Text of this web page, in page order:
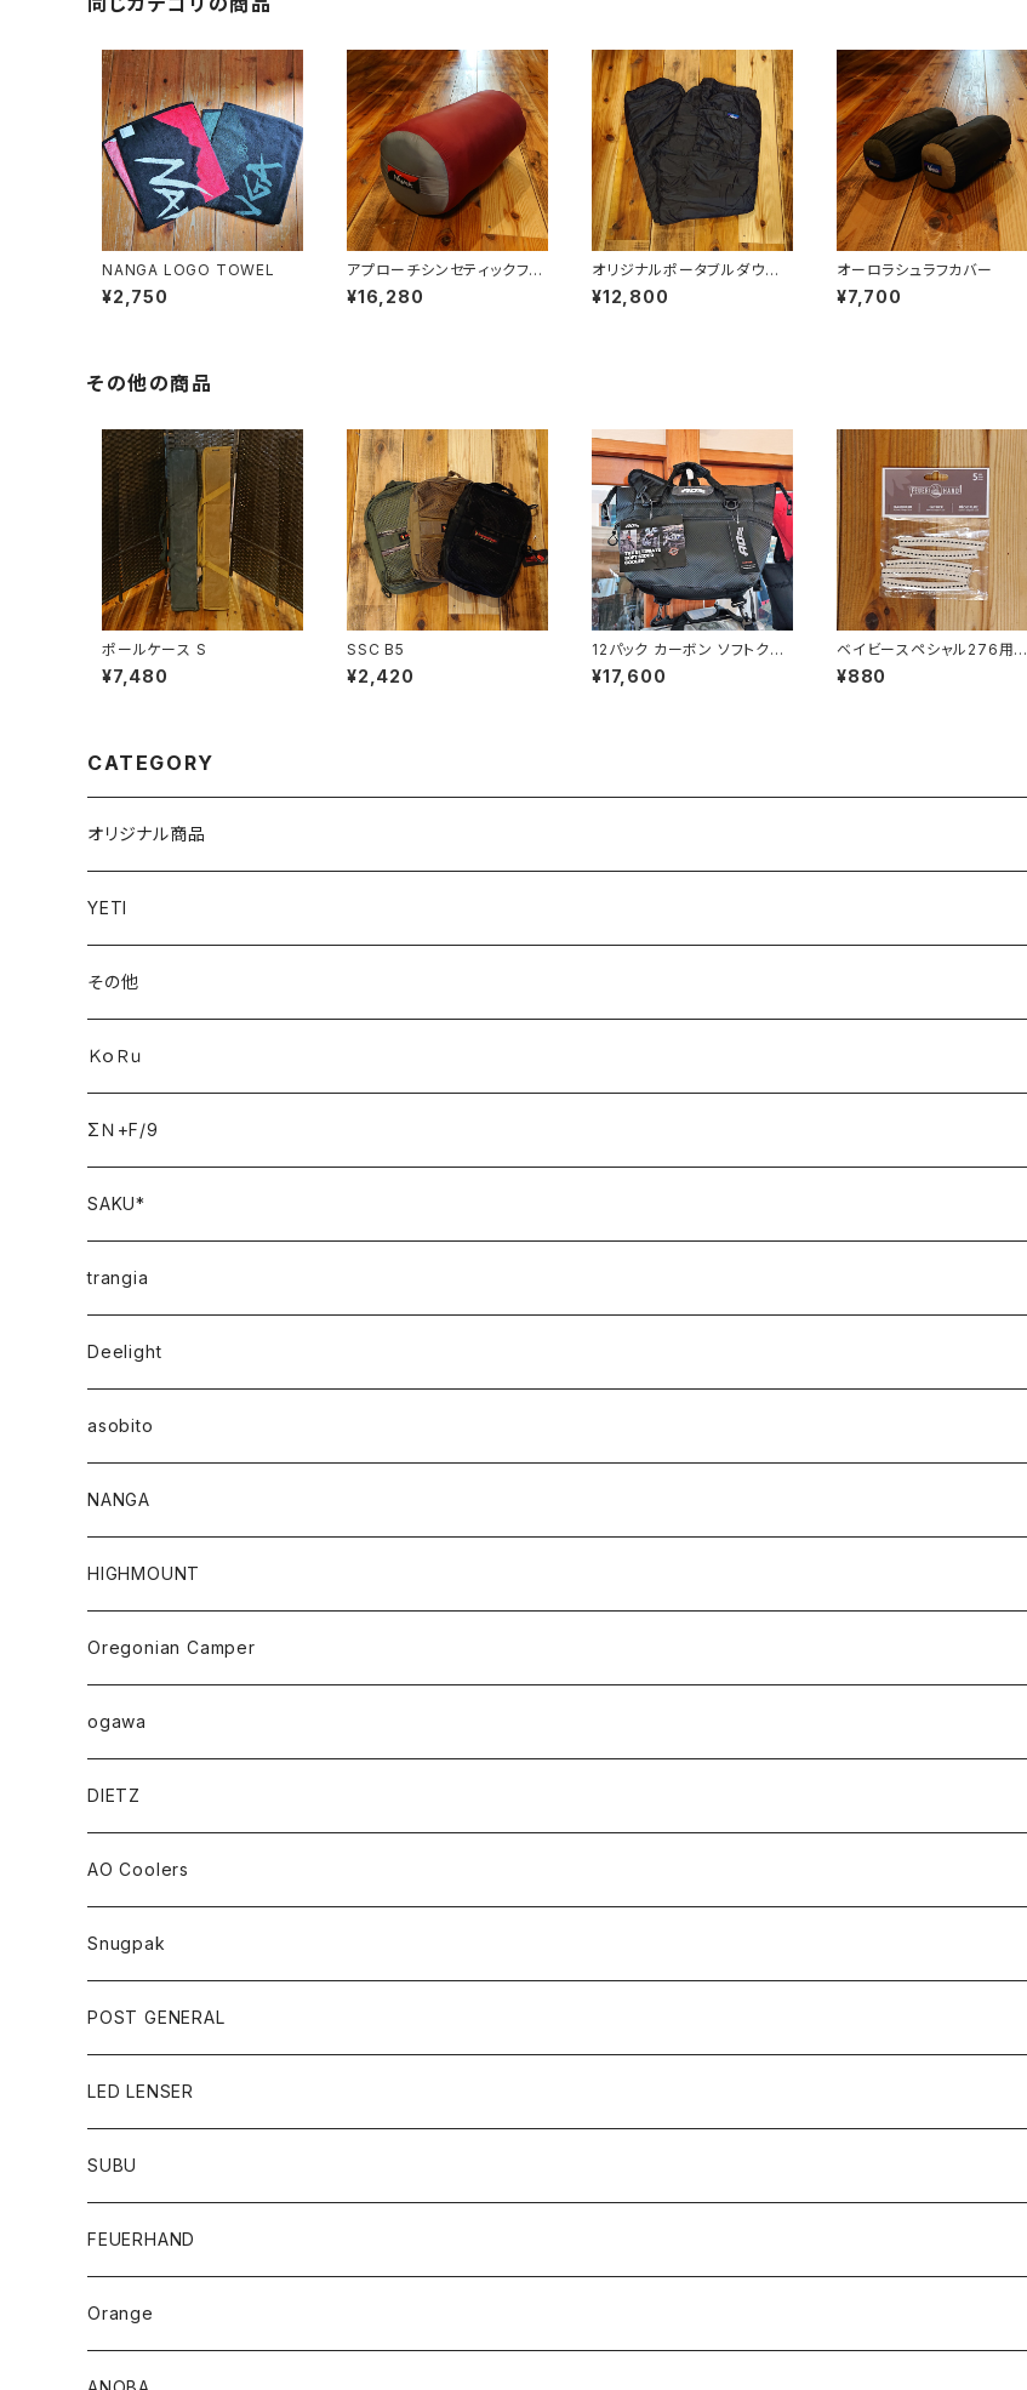
NANGA LOGO TOWEL
¥2,750
アプローチシンセティックファ
イバー800
¥16,280
オリジナルポータブルダウン
パンツ
¥12,800
オーロラシュラフカバー
¥7,700
その他の商品
ポールケース S
¥7,480
SSC B5
¥2,420
12パック カーボン ソフトクー
ラー
¥17,600
ベイビースペシャル276用ウ
ィック 5本ｾｯﾄ
¥880
CATEGORY
オリジナル商品
YETI
その他
ＫｏＲｕ
ΣＮ+F/9
SAKU*
trangia
Deelight
asobito
NANGA
HIGHMOUNT
Oregonian Camper
ogawa
DIETZ
AO Coolers
Snugpak
POST GENERAL
LED LENSER
SUBU
FEUERHAND
Orange